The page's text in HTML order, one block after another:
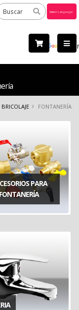
by
BRICOLAJE FONTANERÍA
PARA